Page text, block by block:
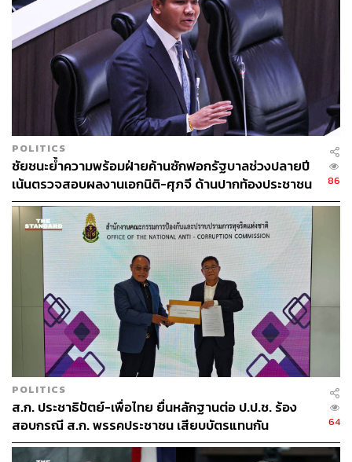
TAGS: พรรคประชาธิปัตย์ ชวน หลีกภัย ปลื้ม-สุรบถ หลีกภัย
POLITICS
ชัยชนะย้ำความพร้อมฝ่ายค้านซักฟอกรัฐบาลช่วงปลายปี
เน้นตรวจสอบผลงานเอกนิติ-ศุภจี ด้านปากท้องประชาชน
86
POLITICS
ส.ก. ประชาธิปัตย์-เพื่อไทย ยื่นหลักฐานต่อ ป.ป.ช. ร้อง
สอบกรณี ส.ก. พรรคประชาชน เสียบบัตรแทนกัน
64